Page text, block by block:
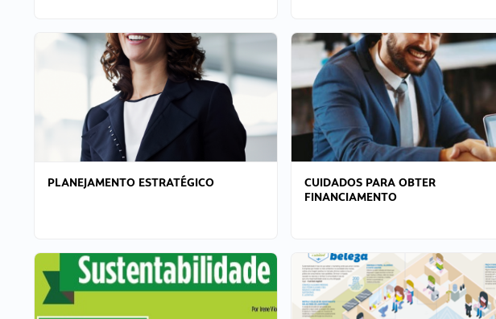
PLANEJAMENTO ESTRATÉGICO
CUIDADOS PARA OBTER
FINANCIAMENTO